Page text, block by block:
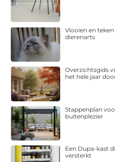
Vlooien en
dierenarts
Overzichtsgids
het hele jaar
Stappenplan
buitenplezier
Een Dupa-kast
versterkt